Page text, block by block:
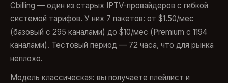
Cbilling — один из старых IPTV-провайдеров с гибкой
системой тарифов. У них 7 пакетов: от $1.50/мес
(базовый с 295 каналами) до $10/мес (Premium с 1194
каналами). Тестовый период — 72 часа, что для рынка
неплохо.
Модель классическая: вы получаете плейлист и